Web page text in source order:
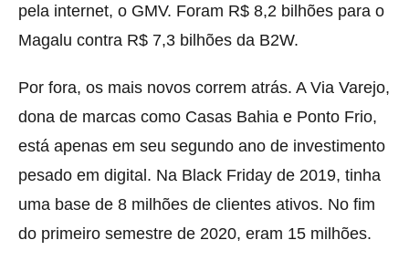
pela internet, o GMV. Foram R$ 8,2 bilhões para o
Magalu contra R$ 7,3 bilhões da B2W.
Por fora, os mais novos correm atrás. A Via Varejo,
dona de marcas como Casas Bahia e Ponto Frio,
está apenas em seu segundo ano de investimento
pesado em digital. Na Black Friday de 2019, tinha
uma base de 8 milhões de clientes ativos. No fim
do primeiro semestre de 2020, eram 15 milhões.